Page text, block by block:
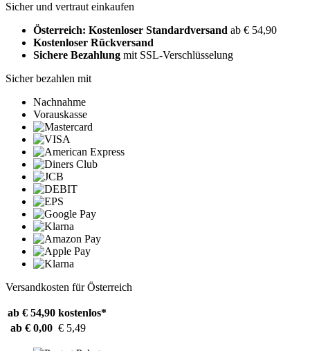
Sicher und vertraut einkaufen
Österreich: Kostenloser Standardversand ab € 54,90
Kostenloser Rückversand
Sichere Bezahlung mit SSL-Verschlüsselung
Sicher bezahlen mit
Nachnahme
Vorauskasse
Versandkosten für Österreich
ab € 54,90 kostenlos*
ab € 0,00 € 5,49